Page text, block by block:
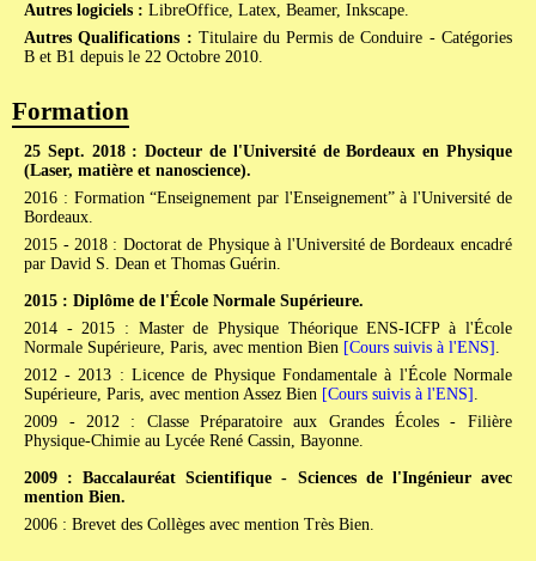
Autres logiciels : LibreOffice, Latex, Beamer, Inkscape.
Autres Qualifications : Titulaire du Permis de Conduire - Catégories
B et B1 depuis le 22 Octobre 2010.
Formation
25 Sept. 2018 : Docteur de l'Université de Bordeaux en Physique
(Laser, matière et nanoscience).
2016 : Formation “Enseignement par l'Enseignement” à l'Université de
Bordeaux.
2015 - 2018 : Doctorat de Physique à l'Université de Bordeaux encadré
par David S. Dean et Thomas Guérin.
2015 : Diplôme de l'École Normale Supérieure.
2014 - 2015 : Master de Physique Théorique ENS-ICFP à l'École
Normale Supérieure, Paris, avec mention Bien [Cours suivis à l'ENS] .
2012 - 2013 : Licence de Physique Fondamentale à l'École Normale
Supérieure, Paris, avec mention Assez Bien [Cours suivis à l'ENS] .
2009 - 2012 : Classe Préparatoire aux Grandes Écoles - Filière
Physique-Chimie au Lycée René Cassin, Bayonne.
2009 : Baccalauréat Scientifique - Sciences de l'Ingénieur avec
mention Bien.
2006 : Brevet des Collèges avec mention Très Bien.